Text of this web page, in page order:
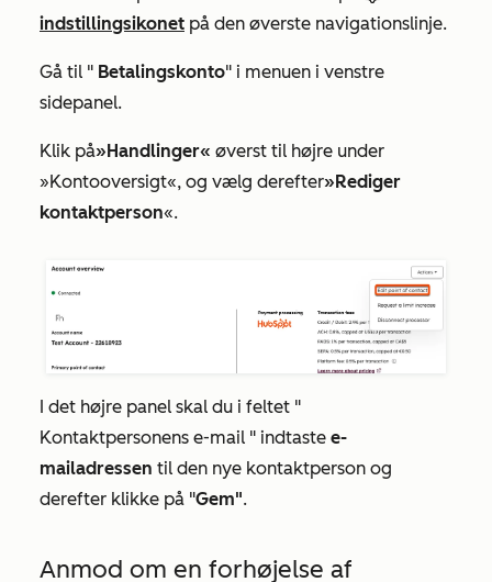
indstillingsikonet på den øverste navigationslinje.
Gå til " Betalingskonto" i menuen i venstre
sidepanel.
Klik på»Handlinger« øverst til højre under
»Kontooversigt«, og vælg derefter»Rediger
kontaktperson«.
I det højre panel skal du i feltet "
Kontaktpersonens e-mail " indtaste e-
mailadressen til den nye kontaktperson og
derefter klikke på "Gem".
Anmod om en forhøjelse af